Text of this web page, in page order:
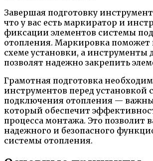
Завершая подготовку
что у вас есть маркиратор и
фиксации элементов системы
отопления. Маркировка поможет
схеме установки, а инструменты
позволят надежно закрепить
Грамотная подготовка
инструментов перед установкой
подключения отопления —
который обеспечит
процесса монтажа. Это позволит
надежного и безопасного
системы отопления.